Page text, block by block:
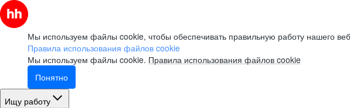
Мы используем файлы cookie, чтобы обеспечивать правильную работу нашего
Правила использования файлов cookie
Мы используем файлы cookie. Правила использования файлов cookie
Понятно
Ищу работу